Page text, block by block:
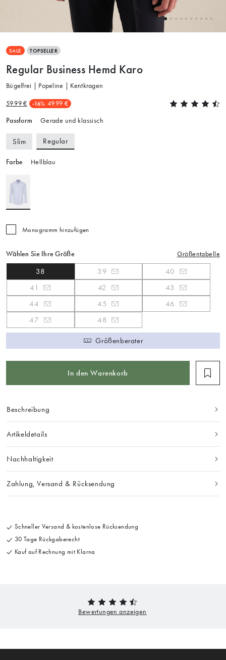
SALE TOPSELLER
Regular Business Hemd Karo
Bügelfrei | Popeline | Kentkragen
59.99 € -16% 49.99 €
Passform Gerade und klassisch
Slim Regular
Farbe Hellblau
Monogramm hinzufügen
Wählen Sie Ihre Größe Größentabelle
38 39
40
41
42
43
44
45
46
47
48
Größenberater
In den Warenkorb
Beschreibung
Artikeldetails
Nachhaltigkeit
Zahlung, Versand & Rücksendung
Schneller Versand & kostenlose Rücksendung
30 Tage Rückgaberecht
Kauf auf Rechnung mit Klarna